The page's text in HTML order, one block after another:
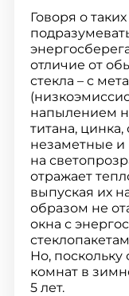
Говоря о
отличие от
стекла – с
напылением
титана,
незаметные
на
отражает
выпуская их
образом не
окна с
Но,
комнат в
5 лет.